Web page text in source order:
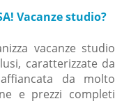
Vacanze studio?
vacanze studio
caratterizzate da
da molto
e prezzi completi